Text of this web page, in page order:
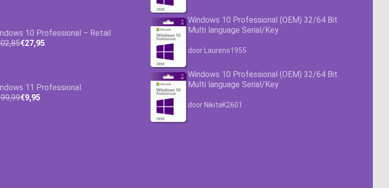
10 Professional – Retail
€27,95
11 Professional
€9,95
Windows 10 Professional (OEM) 32/64 Bit
Multi language Serial/Key
Waardering4.63uit 5
door Laurens1955
Windows 10 Professional (OEM) 32/64 Bit
Multi language Serial/Key
Waardering4.63
door NikitaK2601